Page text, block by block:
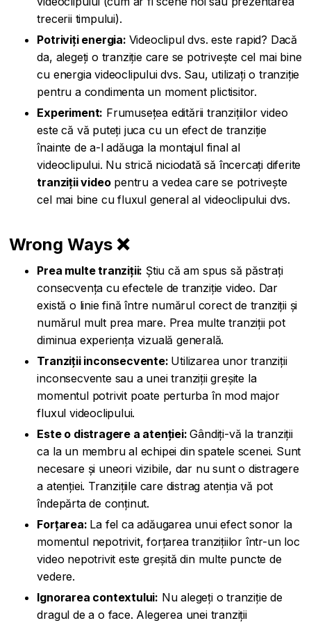
trecerii timpului).
Potriviți energia: Videoclipul dvs. este rapid? Dacă
da, alegeți o tranziție care se potrivește cel mai bine
cu energia videoclipului dvs. Sau, utilizați o tranziție
pentru a condimenta un moment plictisitor.
Experiment: Frumusețea editării tranzițiilor video
este că vă puteți juca cu un efect de tranziție
înainte de a-l adăuga la montajul final al
videoclipului. Nu strică niciodată să încercați diferite
tranziții videopentru a vedea care se potrivește
cel mai bine cu fluxul general al videoclipului dvs.
Wrong Ways ❌
Prea multe tranziții: Știu că am spus să păstrați
consecvența cu efectele de tranziție video. Dar
există o linie fină între numărul corect de tranziții și
numărul mult prea mare. Prea multe tranziții pot
diminua experiența vizuală generală.
Tranziții inconsecvente: Utilizarea unor tranziții
inconsecvente sau a unei tranziții greșite la
momentul potrivit poate perturba în mod major
fluxul videoclipului.
Este o distragere a atenției:Gândiți-vă la tranziții
ca la un membru al echipei din spatele scenei. Sunt
necesare și uneori vizibile, dar nu sunt o distragere
a atenției. Tranzițiile care distrag atenția vă pot
îndepărta de conținut.
Forțarea: La fel ca adăugarea unui efect sonor la
momentul nepotrivit, forțarea tranzițiilor într-un loc
video nepotrivit este greșită din multe puncte de
vedere.
Ignorarea contextului: Nu alegeți o tranziție de
dragul de a o face. Alegerea unei tranziții